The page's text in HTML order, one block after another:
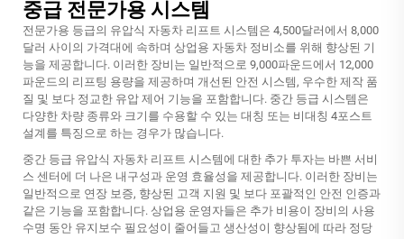
중급 전문가용 시스템
전문가용 등급의 유압식 자동차 리프트 시스템은 4,500달러에서 8,000
달러 사이의 가격대에 속하며 상업용 자동차 정비소를 위해 향상된 기
능을 제공합니다. 이러한 장비는 일반적으로 9,000파운드에서 12,000
파운드의 리프팅 용량을 제공하며 개선된 안전 시스템, 우수한 제작 품
질 및 보다 정교한 유압 제어 기능을 포함합니다. 중간 등급 시스템은
다양한 차량 종류와 크기를 수용할 수 있는 대칭 또는 비대칭 4포스트
설계를 특징으로 하는 경우가 많습니다.
중간 등급 유압식 자동차 리프트 시스템에 대한 추가 투자는 바쁜 서비
스 센터에 더 나은 내구성과 운영 효율성을 제공합니다. 이러한 장비는
일반적으로 연장 보증, 향상된 고객 지원 및 보다 포괄적인 안전 인증과
같은 기능을 포함합니다. 상업용 운영자들은 추가 비용이 장비의 사용
수명 동안 유지보수 필요성이 줄어들고 생산성이 향상됨에 따라 정당